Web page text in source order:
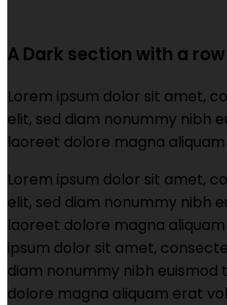
A Dark section with a
Lorem ipsum dolor sit amet,
elit, sed diam nonummy nibh
laoreet dolore magna
Lorem ipsum dolor sit amet,
elit, sed diam nonummy nibh
laoreet dolore magna
ipsum dolor sit amet,
diam nonummy nibh
dolore magna aliquam erat